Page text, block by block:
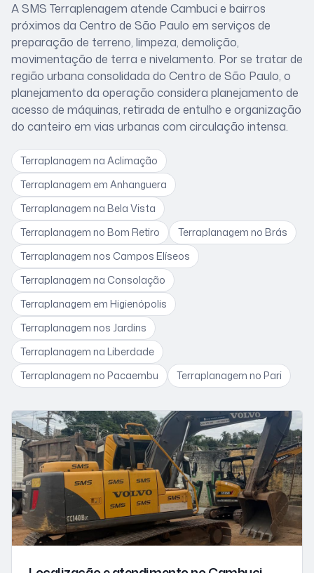
A SMS Terraplenagem atende Cambuci e bairros
próximos da Centro de São Paulo em serviços de
preparação de terreno, limpeza, demolição,
movimentação de terra e nivelamento. Por se tratar de
região urbana consolidada do Centro de São Paulo, o
planejamento da operação considera planejamento de
acesso de máquinas, retirada de entulho e organização
do canteiro em vias urbanas com circulação intensa.
Terraplanagem na Aclimação
Terraplanagem em Anhanguera
Terraplanagem na Bela Vista
Terraplanagem no Bom Retiro Terraplanagem no Brás
Terraplanagem nos Campos Elíseos
Terraplanagem na Consolação
Terraplanagem em Higienópolis
Terraplanagem nos Jardins
Terraplanagem na Liberdade
Terraplanagem no Pacaembu Terraplanagem no Pari